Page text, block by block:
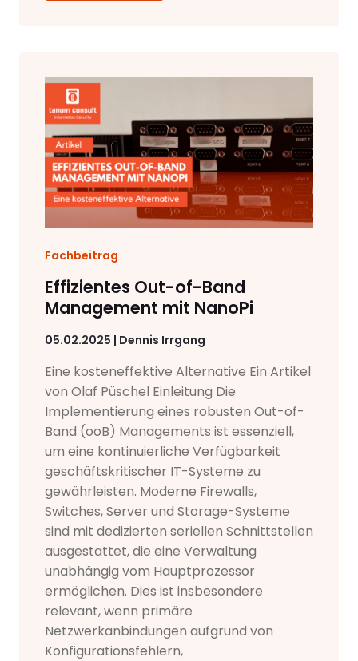
Fachbeitrag
Effizientes Out-of-Band
Management mit NanoPi
05.02.2025 | Dennis Irrgang
Eine kosteneffektive Alternative Ein Artikel
von Olaf Püschel Einleitung Die
Implementierung eines robusten Out-of-
Band (ooB) Managements ist essenziell,
um eine kontinuierliche Verfügbarkeit
geschäftskritischer IT-Systeme zu
gewährleisten. Moderne Firewalls,
Switches, Server und Storage-Systeme
sind mit dedizierten seriellen Schnittstellen
ausgestattet, die eine Verwaltung
unabhängig vom Hauptprozessor
ermöglichen. Dies ist insbesondere
relevant, wenn primäre
Netzwerkanbindungen aufgrund von
Konfigurationsfehlern,